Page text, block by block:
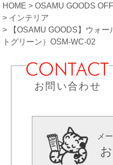
HOME
OSAMU GOODS
インテリア
【OSAMU GOODS】ウォ
トグリーン）OSM-WC-02
お問い合わせ
メ